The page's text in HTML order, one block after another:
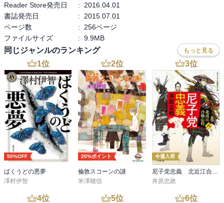
Reader Store発売日
:
2016.04.01
書誌発売日
:
2015.07.01
ページ数
:
256ページ
ファイルサイズ
: 9.9MB
同じジャンルのランキング もっと見る
1位
50%OFF
ばくうどの悪夢
澤村伊智
2位
20%ポイント
倫敦スコーンの謎
米澤穂信
3位
今週入荷
尼子党忠義 北近江合戦心得〈八〉
井原忠政
4位 5位 6位